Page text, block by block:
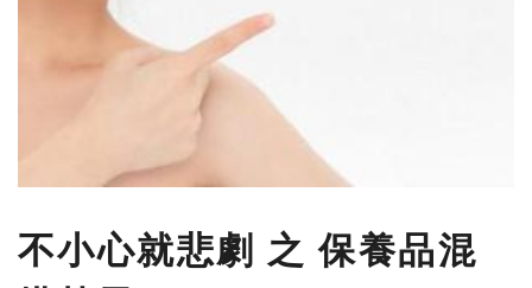
不小心就悲劇 之 保養品混